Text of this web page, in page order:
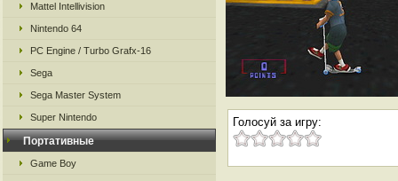
Mattel Intellivision
Nintendo 64
PC Engine / Turbo Grafx-16
Sega
Sega Master System
Super Nintendo
Портативные
Game Boy
Голосуй за игру: